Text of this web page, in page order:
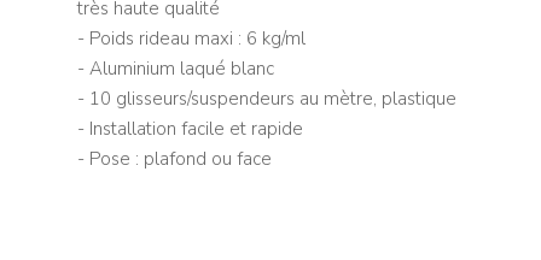
très haute qualité
- Poids rideau maxi : 6 kg/ml
- Aluminium laqué blanc
- 10 glisseurs/suspendeurs au mètre, plastique
- Installation facile et rapide
- Pose : plafond ou face